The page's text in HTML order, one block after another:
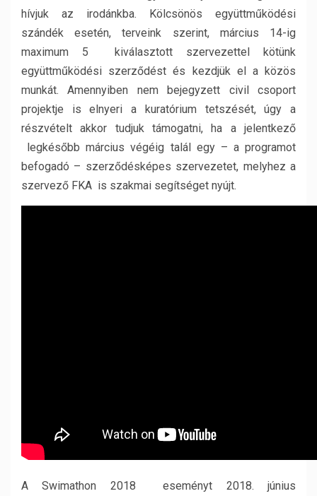
hívjuk az irodánkba. Kölcsönös együttműködési
szándék esetén, terveink szerint, március 14-ig
maximum 5 kiválasztott szervezettel kötünk
együttműködési szerződést és kezdjük el a közös
munkát. Amennyiben nem bejegyzett civil csoport
projektje is elnyeri a kuratórium tetszését, úgy a
részvételt akkor tudjuk támogatni, ha a jelentkező
legkésőbb március végéig talál egy – a programot
befogadó – szerződésképes szervezetet, melyhez a
szervező FKA is szakmai segítséget nyújt.
A Swimathon 2018 eseményt 2018. június